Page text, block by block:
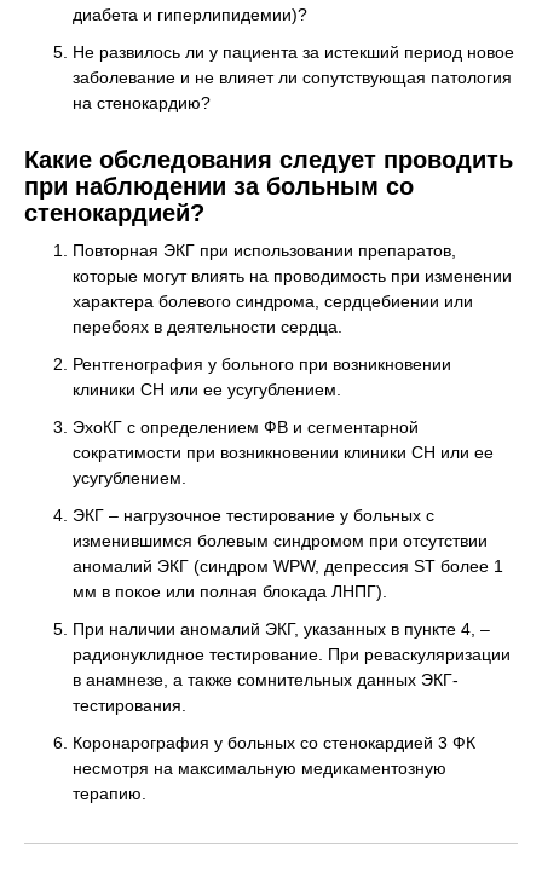
диабета и гиперлипидемии)?
Не развилось ли у пациента за истекший период новое
заболевание и не влияет ли сопутствующая патология
на стенокардию?
Какие обследования следует проводить
при наблюдении за больным со
стенокардией?
Повторная ЭКГ при использовании препаратов,
которые могут влиять на проводимость при изменении
характера болевого синдрома, сердцебиении или
перебоях в деятельности сердца.
Рентгенография у больного при возникновении
клиники СН или ее усугублением.
ЭхоКГ с определением ФВ и сегментарной
сократимости при возникновении клиники СН или ее
усугублением.
ЭКГ – нагрузочное тестирование у больных с
изменившимся болевым синдромом при отсутствии
аномалий ЭКГ (синдром WPW, депрессия ST более 1
мм в покое или полная блокада ЛНПГ).
При наличии аномалий ЭКГ, указанных в пункте 4, –
радионуклидное тестирование. При реваскуляризации
в анамнезе, а также сомнительных данных ЭКГ-
тестирования.
Коронарография у больных со стенокардией 3 ФК
несмотря на максимальную медикаментозную
терапию.